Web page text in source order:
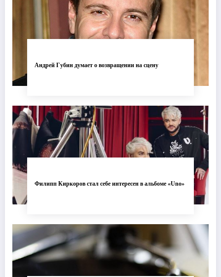
Андрей Губин думает о возвращении на сцену
Филипп Киркоров стал себе интересен в альбоме «Uno»